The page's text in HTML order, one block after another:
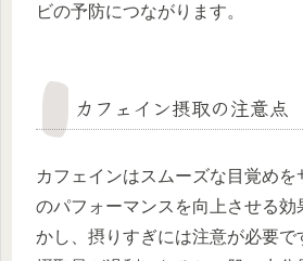
ビの予防につながります。
カフェイン摂取の注意点
カフェインはスムーズな目覚めを
のパフォーマンスを向上させる効
かし、摂りすぎには注意が必要で